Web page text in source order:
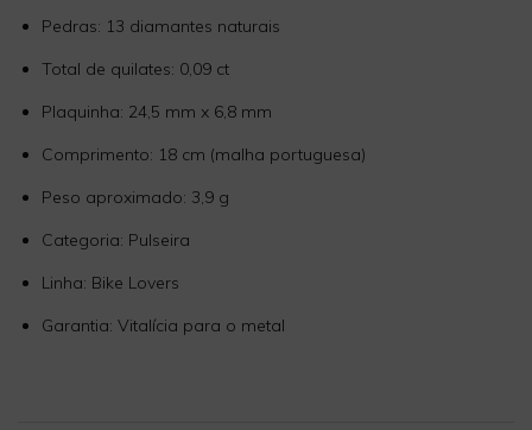
Pedras: 13 diamantes naturais
Total de quilates: 0,09 ct
Plaquinha: 24,5 mm x 6,8 mm
Comprimento: 18 cm (malha portuguesa)
Peso aproximado: 3,9 g
Categoria: Pulseira
Linha: Bike Lovers
Garantia: Vitalícia para o metal